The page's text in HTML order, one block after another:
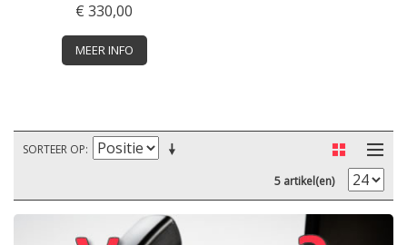
€ 330,00
MEER INFO
SORTEER OP
5 artikel(en)